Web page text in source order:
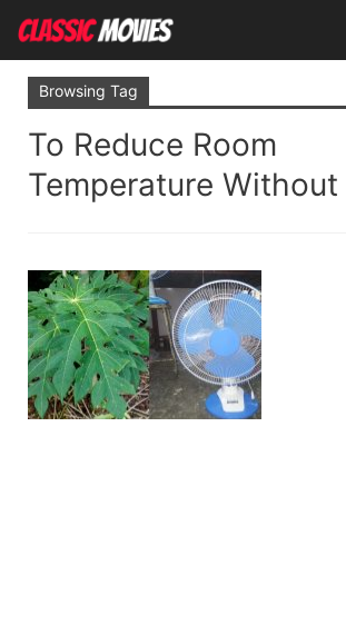
Browsing Tag
To Reduce Room
Temperature Without